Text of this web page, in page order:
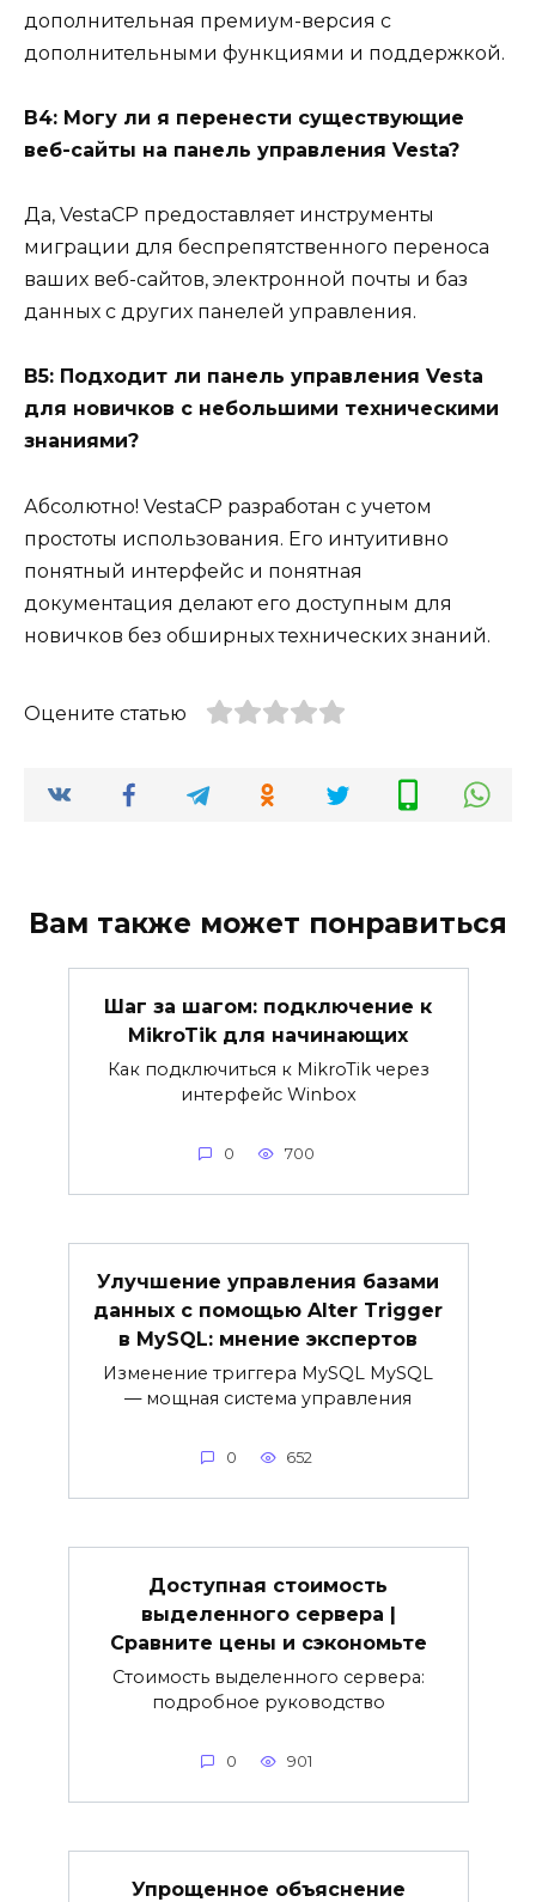
дополнительная премиум-версия с
дополнительными функциями и поддержкой.
В4: Могу ли я перенести существующие
веб-сайты на панель управления Vesta?
Да, VestaCP предоставляет инструменты
миграции для беспрепятственного переноса
ваших веб-сайтов, электронной почты и баз
данных с других панелей управления.
В5: Подходит ли панель управления Vesta
для новичков с небольшими техническими
знаниями?
Абсолютно! VestaCP разработан с учетом
простоты использования. Его интуитивно
понятный интерфейс и понятная
документация делают его доступным для
новичков без обширных технических знаний.
Оцените статью
Вам также может понравиться
Шаг за шагом: подключение к
MikroTik для начинающих
Как подключиться к MikroTik через
интерфейс Winbox
0 700
Улучшение управления базами
данных с помощью Alter Trigger
в MySQL: мнение экспертов
Изменение триггера MySQL MySQL
— мощная система управления
0 652
Доступная стоимость
выделенного сервера |
Сравните цены и сэкономьте
Стоимость выделенного сервера:
подробное руководство
0 901
Упрощенное объяснение